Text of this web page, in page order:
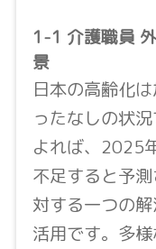
1-1 介護職員
景
日本の高齢化
ったなしの状
よれば、2025
不足すると予
対する一つの
活用です。多